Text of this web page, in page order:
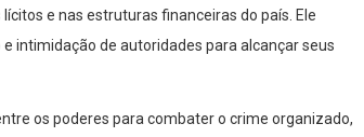
e nas estruturas financeiras do país. Ele
intimidação de autoridades para alcançar seus
os poderes para combater o crime organizado,